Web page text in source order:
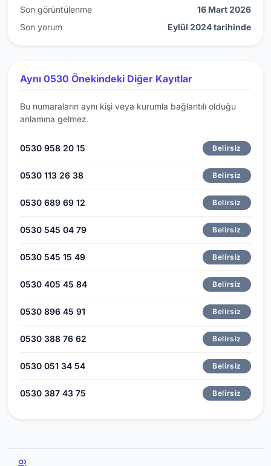
Son görüntülenme
16 Mart 2026
Son yorum
Eylül 2024 tarihinde
Aynı 0530 Önekindeki Diğer Kayıtlar
Bu numaraların aynı kişi veya kurumla bağlantılı olduğu
anlamına gelmez.
0530 958 20 15 Belirsiz
0530 113 26 38 Belirsiz
0530 689 69 12 Belirsiz
0530 545 04 79 Belirsiz
0530 545 15 49 Belirsiz
0530 405 45 84 Belirsiz
0530 896 45 91 Belirsiz
0530 388 76 62 Belirsiz
0530 051 34 54 Belirsiz
0530 387 43 75 Belirsiz